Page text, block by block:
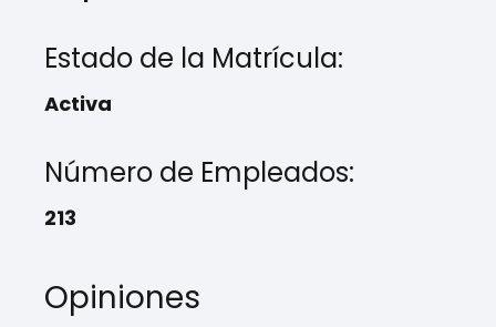
Estado de la Matrícula:
Activa
Número de Empleados:
213
Opiniones